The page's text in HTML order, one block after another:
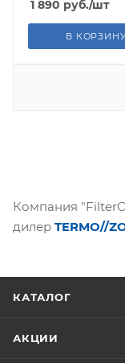
1 890 руб./шт
В КОРЗИНУ
Компания
дилер TERMO//
КАТАЛОГ
АКЦИИ